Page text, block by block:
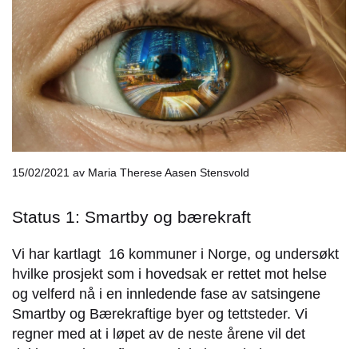
15/02/2021 av Maria Therese Aasen Stensvold
Status 1: Smartby og bærekraft
Vi har kartlagt 16 kommuner i Norge, og undersøkt
hvilke prosjekt som i hovedsak er rettet mot helse
og velferd nå i en innledende fase av satsingene
Smartby og Bærekraftige byer og tettsteder. Vi
regner med at i løpet av de neste årene vil det